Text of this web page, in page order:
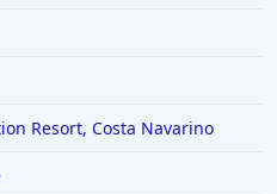
Resort, Costa Navarino